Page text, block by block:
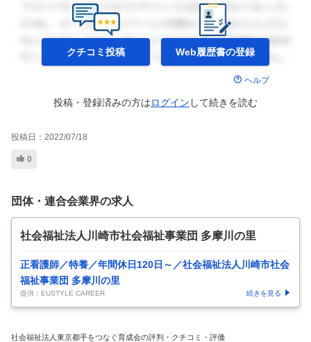
クチコミ投稿 Web履歴書の登録
ヘルプ
投稿・登録済みの方はログイン して続きを読む
投稿日： 2022/07/18
0
団体・連合会業界の求人
社会福祉法人川崎市社会福祉事業団 多摩川の里
正看護師／特養／年間休日120日～／社会福祉法人川崎市社会
福祉事業団 多摩川の里
提供：EUSTYLE CAREER 続きを見る
社会福祉法人東京都手をつなぐ育成会の評判・クチコミ・評価